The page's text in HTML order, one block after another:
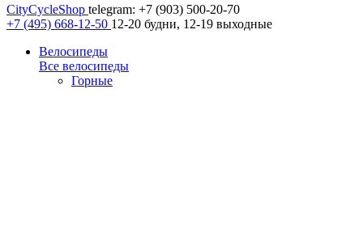
CityCycleShop telegram: +7 (903) 500-20-70
+7 (495) 668-12-50 12-20 будни, 12-19 выходные
Велосипеды
Все велосипеды
Горные